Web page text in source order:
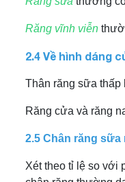
Răng vĩnh viễn
2.4 Về hình dáng
Thân răng sữa
Răng cửa và răng
2.5 Chân răng sữa
Xét theo tỉ lệ so với